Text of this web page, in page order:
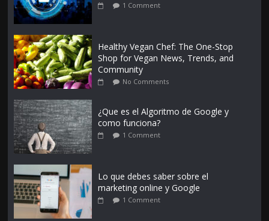
1 Comment
Healthy Vegan Chef: The One-Stop
Shop for Vegan News, Trends, and
Community
No Comments
¿Que es el Algoritmo de Google y
como funciona?
1 Comment
Lo que debes saber sobre el
marketing online y Google
1 Comment